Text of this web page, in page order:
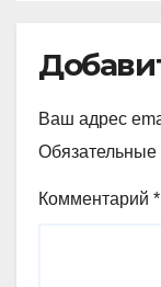
Ваш адрес
Комментарий *